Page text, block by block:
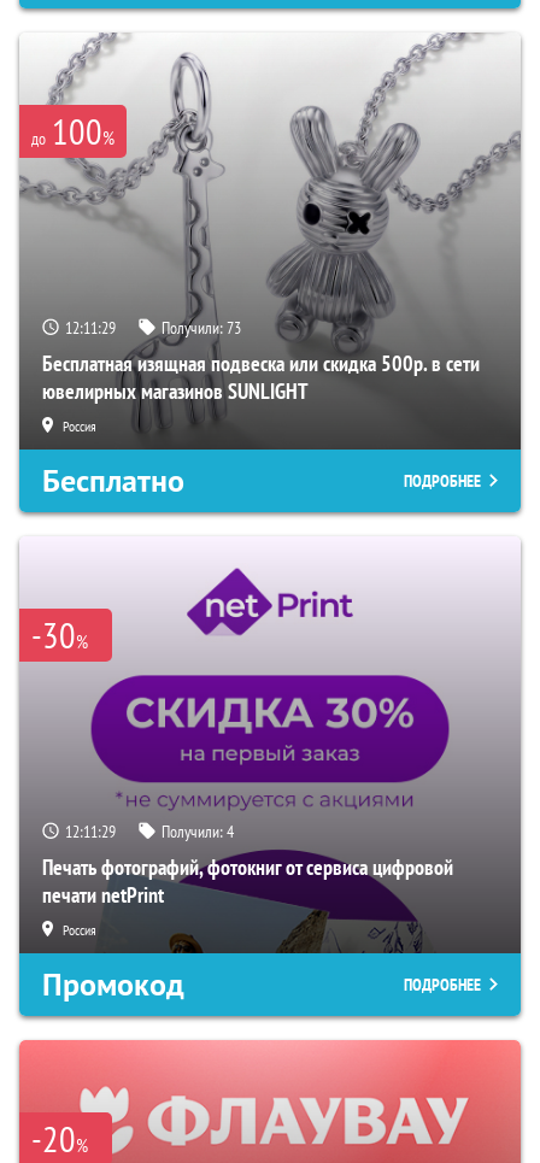
до 100%
12:11:28 Получили:73
Бесплатная изящная подвеска или скидка 500р. в сети
ювелирных магазинов SUNLIGHT
Россия
Бесплатно ПОДРОБНЕЕ
-30%
12:11:28 Получили:4
Печать фотографий, фотокниг от сервиса цифровой
печати netPrint
Россия
Промокод ПОДРОБНЕЕ
-20%